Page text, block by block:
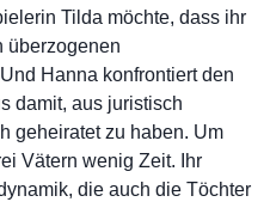
Tilda möchte, dass ihr
überzogenen
Hanna konfrontiert den
damit, aus juristisch
geheiratet zu haben. Um
Vätern wenig Zeit. Ihr
die auch die Töchter